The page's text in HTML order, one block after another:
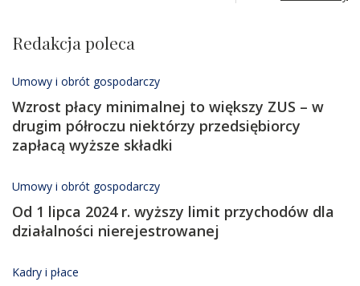
Redakcja poleca
Umowy i obrót gospodarczy
Wzrost płacy minimalnej to większy ZUS – w
drugim półroczu niektórzy przedsiębiorcy
zapłacą wyższe składki
Umowy i obrót gospodarczy
Od 1 lipca 2024 r. wyższy limit przychodów dla
działalności nierejestrowanej
Kadry i płace